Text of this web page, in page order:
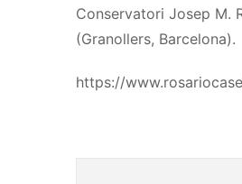
Conservatori Josep M.
(Granollers, Barcelona).
https://